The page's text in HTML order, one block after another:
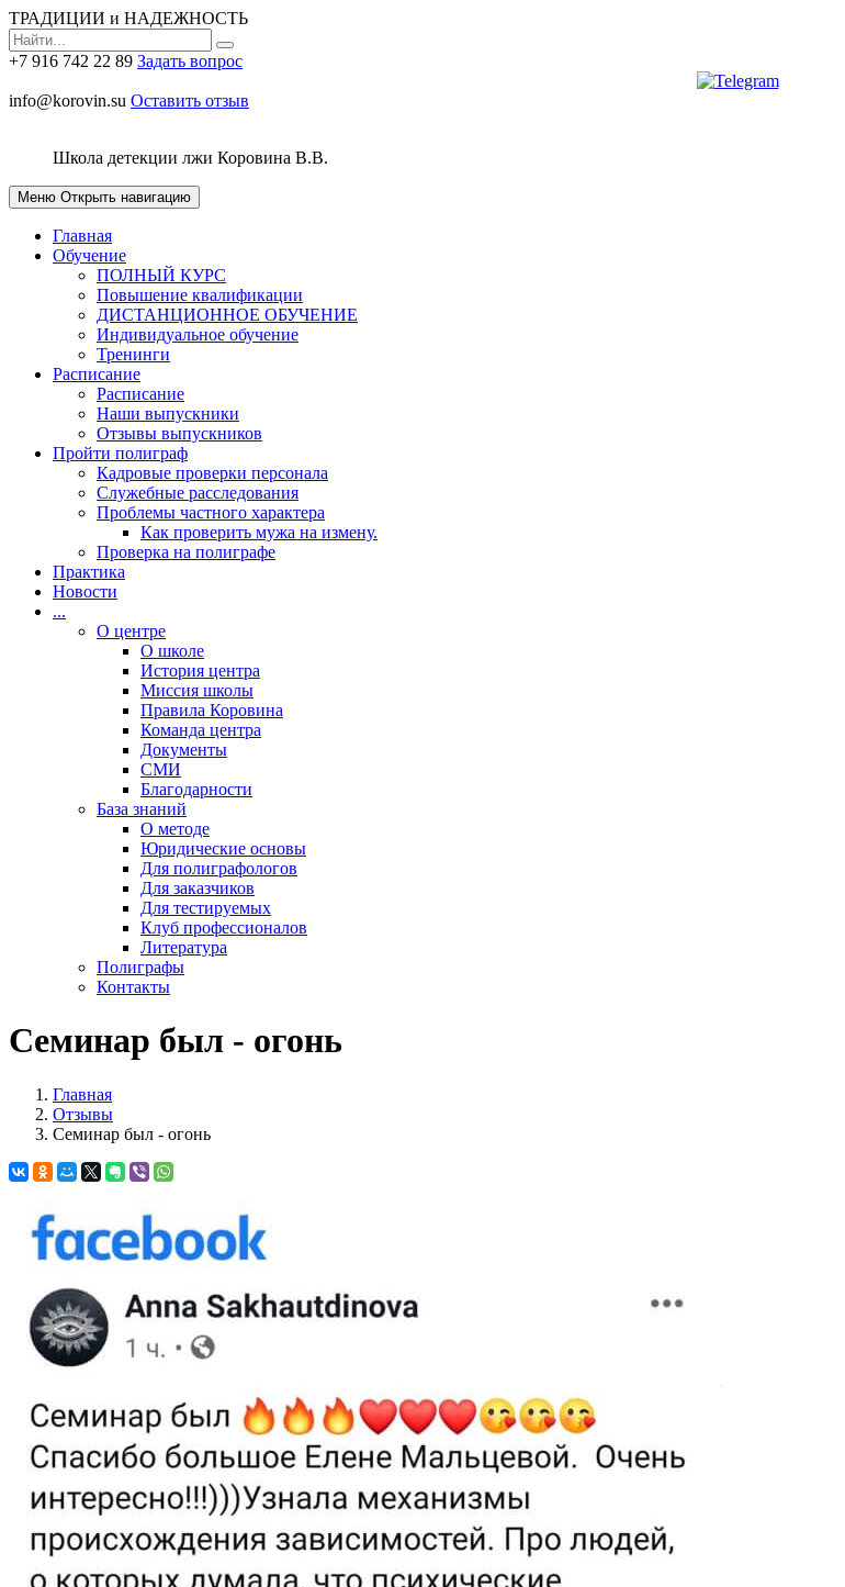
ТРАДИЦИИ и НАДЕЖНОСТЬ
+7 916 742 22 89 Задать вопрос
info@korovin.su Оставить отзыв
Школа детекции лжи Коровина В.В.
Меню Открыть навигацию
Главная
Обучение
ПОЛНЫЙ КУРС
Повышение квалификации
ДИСТАНЦИОННОЕ ОБУЧЕНИЕ
Индивидуальное обучение
Тренинги
Расписание
Расписание
Наши выпускники
Отзывы выпускников
Пройти полиграф
Кадровые проверки персонала
Cлужебные расследования
Проблемы частного характера
Как проверить мужа на измену.
Проверка на полиграфе
Практика
Новости
...
О центре
О школе
История центра
Миссия школы
Правила Коровина
Команда центра
Документы
СМИ
Благодарности
База знаний
О методе
Юридические основы
Для полиграфологов
Для заказчиков
Для тестируемых
Клуб профессионалов
Литература
Полиграфы
Контакты
Семинар был - огонь
Главная
Отзывы
Семинар был - огонь